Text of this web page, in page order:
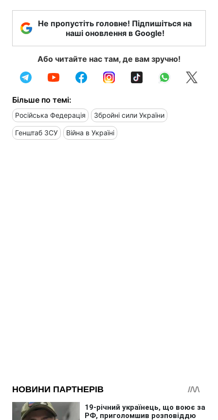
Не пропустіть головне! Підпишіться на
наші оновлення в Google!
Або читайте нас там, де вам зручно!
Більше по темі:
Російська Федерація Збройні сили України
Генштаб ЗСУ Війна в Україні